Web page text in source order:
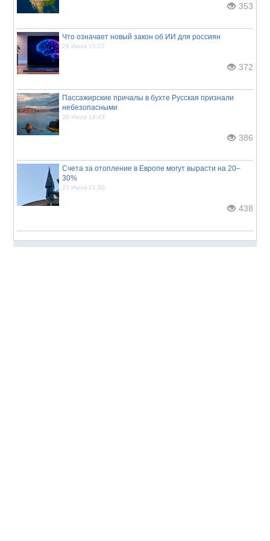
353
Что означает новый закон об ИИ для россиян
29 Июля 15:27
372
Пассажирские причалы в бухте Русская признали
небезопасными
28 Июля 18:43
386
Счета за отопление в Европе могут вырасти на 20–
30%
27 Июля 21:50
438